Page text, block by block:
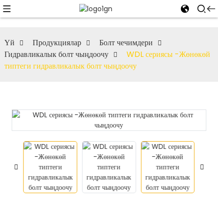
Үй Продукциялар
Болт чечимдери
Гидравликалык болт чыңдоочу
WDL сериясы -Жөнөкөй
типтеги гидравликалык болт чыңдоочу